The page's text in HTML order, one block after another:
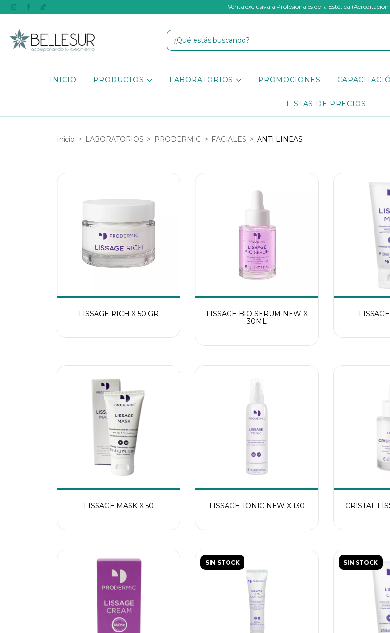
Venta exclusiva a Profesionales de la Estética
INICIO PRODUCTOS LABORATORIOS PROMOCIONES
LISTAS DE PRECIOS
Inicio > LABORATORIOS > PRODERMIC > FACIALES > ANTI LINEAS
LISSAGE RICH X 50 GR
LISSAGE BIO SERUM NEW X
30ML
LISSAGE MASK X 50 LISSAGE TONIC NEW X 130 CRISTAL
SIN STOCK SIN STOCK